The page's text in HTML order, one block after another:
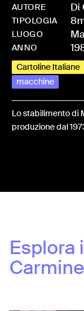
AUTORE Di
TIPOLOGIA
LUOGO
ANNO
Cartoline Italiane
macchine
Lo stabilimento di
produzione dal
Esplora